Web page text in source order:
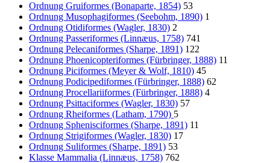
Ordnung Gruiformes (Bonaparte, 1854) 53
Ordnung Musophagiformes (Seebohm, 1890) 1
Ordnung Otidiformes (Wagler, 1830) 2
Ordnung Passeriformes (Linnæus, 1758) 741
Ordnung Pelecaniformes (Sharpe, 1891) 122
Ordnung Phoenicopteriformes (Fürbringer, 1888) 11
Ordnung Piciformes (Meyer & Wolf, 1810) 45
Ordnung Podicipediformes (Fürbringer, 1888) 62
Ordnung Procellariiformes (Fürbringer, 1888) 4
Ordnung Psittaciformes (Wagler, 1830) 57
Ordnung Rheiformes (Latham, 1790) 5
Ordnung Sphenisciformes (Sharpe, 1891) 11
Ordnung Strigiformes (Wagler, 1830) 17
Ordnung Suliformes (Sharpe, 1891) 53
Klasse Mammalia (Linnæus, 1758) 762